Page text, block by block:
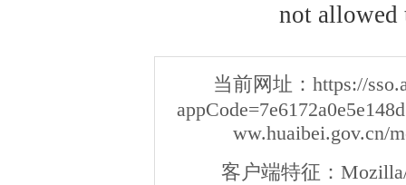
not
当前网址： https://
ww.huaibei.gov.cn/
客户端特征：